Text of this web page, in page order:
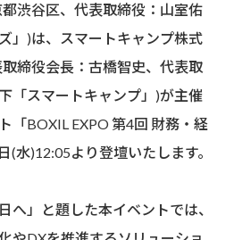
渋谷区、代表取締役：山室佑
」)は、スマートキャンプ株式
締役会長：古橋智史、代表取
「スマートキャンプ」)が主催
「BOXIL EXPO 第4回 財務・経
(水)12:05より登壇いたします。
へ」と題した本イベントでは、